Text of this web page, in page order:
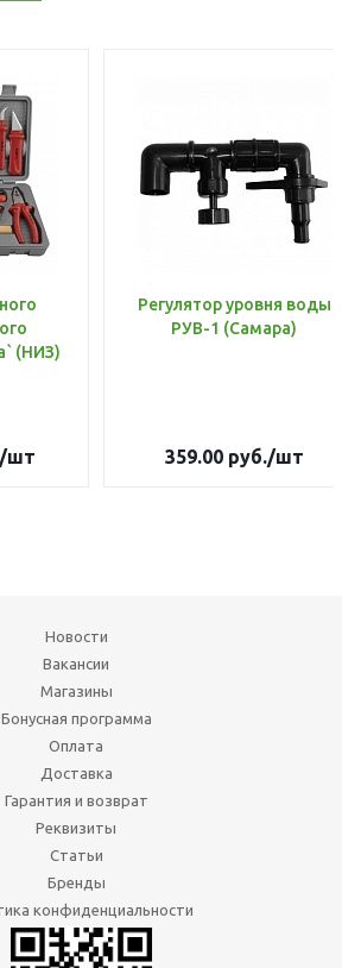
инструмента №5а` (НИЗ)
/шт
Регулятор уровня воды
РУВ-1 (Самара)
359.00руб./шт
Новости
Вакансии
Магазины
Бонусная программа
Оплата
Доставка
Гарантия и возврат
Реквизиты
Статьи
Бренды
конфиденциальности